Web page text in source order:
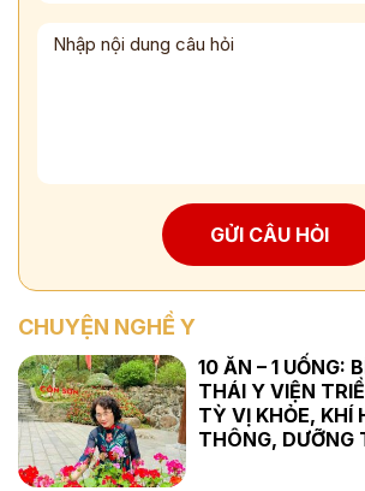
GỬI CÂU HỎI
CHUYỆN NGHỀ Y
10 ĂN – 1 UỐNG:
THÁI Y VIỆN
TỲ VỊ KHỎE, KHÍ
THÔNG, DƯỠNG